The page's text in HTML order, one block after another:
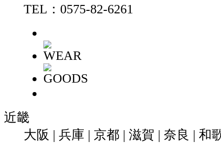
TEL：0575-82-6261
近畿
大阪 | 兵庫 | 京都 | 滋賀 | 奈良 | 和